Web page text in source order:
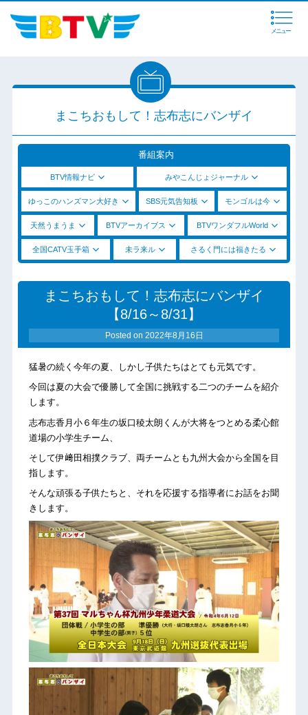
メニュー
まこちおもして！志布志にバンザイ
番組案内
BTV情報ナビ みやこんじょジャーナル
ゆっこのハンズマン大好き SBS元気告知板 モンゴルは今
天然うまうま BTVアーカイブス BTVワンダフルWorld
全国CATV玉手箱 未ラ来ル さるく門には福きたる
まこちおもして！志布志にバンザイ
【8/16～8/31】
Posted on 2022年8月16日
猛暑の続く今年の夏、しかし子供たちはとても元気です。
今回は夏の大会で優勝して全国に挑戦する二つのチームを紹介
します。
志布志香月小６年生の坂口稜太朗くんが大将をつとめる柔心館
道場の小学生チーム、
そして伊﨑田相撲クラブ、両チームとも九州大会から全国を目
指します。
そんな頑張る子供たちと、それを応援する指導者にお話をお聞
きします。